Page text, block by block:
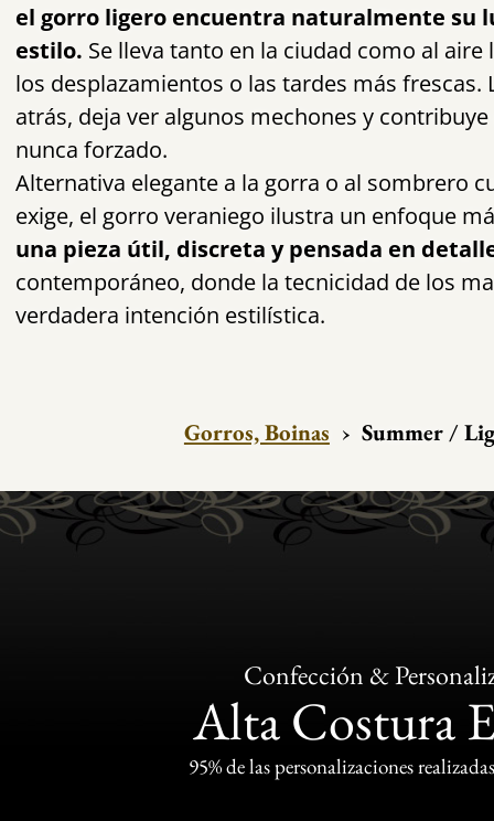
el gorro ligero encuentra naturalmente su
estilo. Se lleva tanto en la ciudad como al
los desplazamientos o las tardes más frescas.
atrás, deja ver algunos mechones y
nunca forzado.
Alternativa elegante a la gorra o al sombrero
exige, el gorro veraniego ilustra un enfoque
una pieza útil, discreta y pensada en
contemporáneo, donde la tecnicidad de los
verdadera intención estilística.
Gorros, Boinas › Summer /
Confección &
Alta Costura
95% de las personalizaciones